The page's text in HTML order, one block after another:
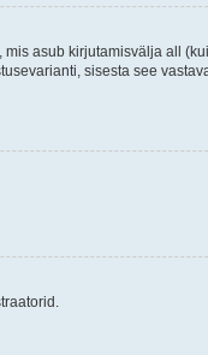
mis asub kirjutamisvälja all
sisesta see